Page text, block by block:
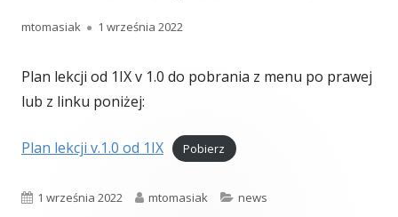
Autor
mtomasiak Opublikowano
1 września 2022
Plan lekcji od 1IX v 1.0 do pobrania z menu po prawej
lub z linku poniżej:
Plan lekcji v.1.0 od 1IX Pobierz
Opublikowano
1 września 2022 Autor
mtomasiak Kategorie
news